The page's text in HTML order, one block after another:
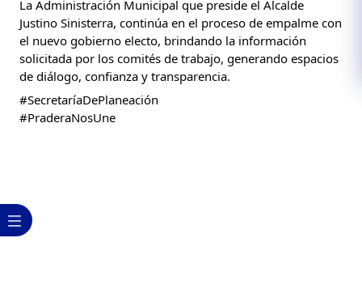
La Administración Municipal que preside el Alcalde
Justino Sinisterra, continúa en el proceso de empalme con
el nuevo gobierno electo, brindando la información
solicitada por los comités de trabajo, generando espacios
de diálogo, confianza y transparencia.
#SecretaríaDePlaneación
#PraderaNosUne